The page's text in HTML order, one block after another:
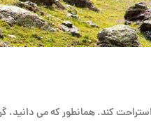
کند. همانطور که می دانید،